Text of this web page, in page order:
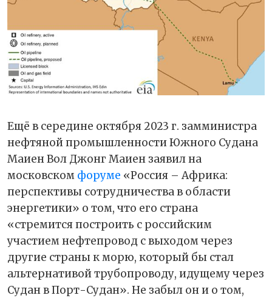
Ещё в середине октября 2023 г. замминистра
нефтяной промышленности Южного Судана
Маиен Вол Джонг Маиен заявил на
московском форуме «Россия – Африка:
перспективы сотрудничества в области
энергетики» о том, что его страна
«стремится построить с российским
участием нефтепровод с выходом через
другие страны к морю, который бы стал
альтернативой трубопроводу, идущему через
Судан в Порт-Судан». Не забыл он и о том,